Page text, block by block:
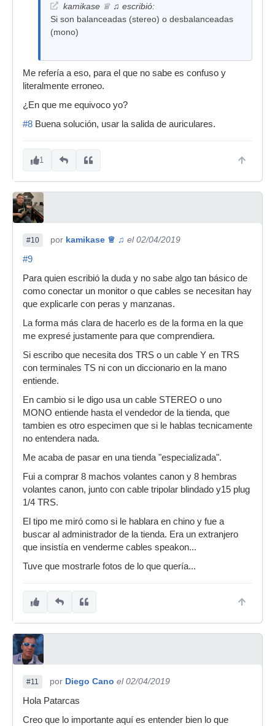
kamikase ♕ ♫ escribió:
Si son balanceadas (stereo) o desbalanceadas
(mono)
Me refería a eso, para el que no sabe es confuso y
literalmente erroneo.
¿En que me equivoco yo?
#8 Buena solución, usar la salida de auriculares.
1
#10 por kamikase ♕ ♫ el 02/04/2019
#9
Para quien escribió la duda y no sabe algo tan básico de
como conectar un monitor o que cables se necesitan hay
que explicarle con peras y manzanas.
La forma más clara de hacerlo es de la forma en la que
me expresé justamente para que comprendiera.
Si escribo que necesita dos TRS o un cable Y en TRS
con terminales TS ni con un diccionario en la mano
entiende.
En cambio si le digo usa un cable STEREO o uno
MONO entiende hasta el vendedor de la tienda, que
tambien es otro especimen que si le hablas tecnicamente
no entendera nada.
Me acaba de pasar en una tienda "especializada".
Fui a comprar 8 machos volantes canon y 8 hembras
volantes canon, junto con cable tripolar blindado y15 plug
1/4 TRS.
El tipo me miró como si le hablara en chino y fue a
buscar al administrador de la tienda. Era un extranjero
que insistía en venderme cables speakon...
Tuve que mostrarle fotos de lo que quería...
#11 por Diego Cano el 02/04/2019
Hola Patarcas
Creo que lo importante aquí es entender bien lo que